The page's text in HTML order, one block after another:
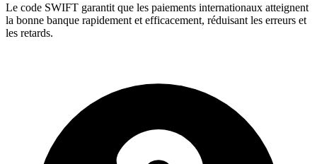
Le code SWIFT garantit que les paiements internationaux atteignent
la bonne banque rapidement et efficacement, réduisant les erreurs et
les retards.